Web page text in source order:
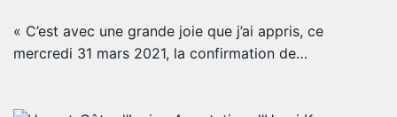
« C’est avec une grande joie que j’ai appris, ce
mercredi 31 mars 2021, la confirmation de…